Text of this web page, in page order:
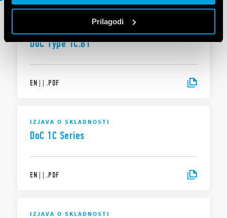
Prilagodi
DoC Type 1C.B1
EN | | .PDF
IZJAVA O SKLADNOSTI
DoC 1C Series
EN | | .PDF
IZJAVA O SKLADNOSTI